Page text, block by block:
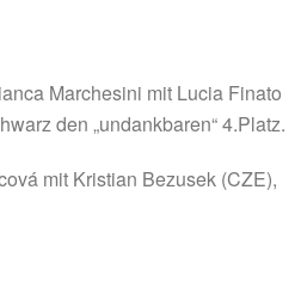
Marchesini mit Lucia Finato
den „undankbaren“ 4.Platz.
mit Kristian Bezusek (CZE),